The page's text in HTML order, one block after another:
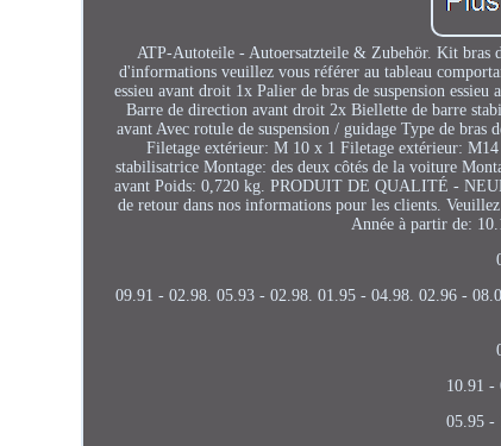
ATP-Autoteile - Autoersatzteile & Zubehör. Kit bras
d'informations veuillez vous référer au tableau
essieu avant droit 1x Palier de bras de suspension
Barre de direction avant droit 2x Biellette de barre
avant Avec rotule de suspension / guidage Type de bras
Filetage extérieur: M 10 x 1 Filetage extérieur:
stabilisatrice Montage: des deux côtés de la voiture
avant Poids: 0,720 kg. PRODUIT DE QUALITÉ -
de retour dans nos informations pour les clients.
Année à partir de:
09.91 - 02.98. 05.93 - 02.98. 01.95 - 04.98. 02.96 -
10.91 -
05.95 -